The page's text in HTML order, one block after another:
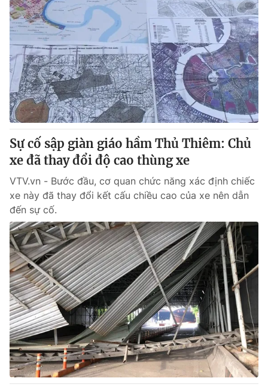
® Cấm sao chép dưới mọi hình thức nếu không có sự chấp
thuận bằng văn bản. Ghi rõ nguồn VTV.vn khi phát hành lại
thông tin từ website này.
Sự cố sập giàn giáo hầm Thủ Thiêm: Chủ
xe đã thay đổi độ cao thùng xe
VTV.vn - Bước đầu, cơ quan chức năng xác định chiếc
xe này đã thay đổi kết cấu chiều cao của xe nên dẫn
đến sự cố.